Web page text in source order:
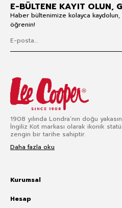
E-BÜLTENE KAYIT OLUN,
Haber bültenimize kolayca
öğrenin!
1908 yılında Londra’nın doğu
İngiliz Kot markası olarak ikonik
zengin bir tarihe sahiptir.
Daha fazla oku
Kurumsal
Hesap